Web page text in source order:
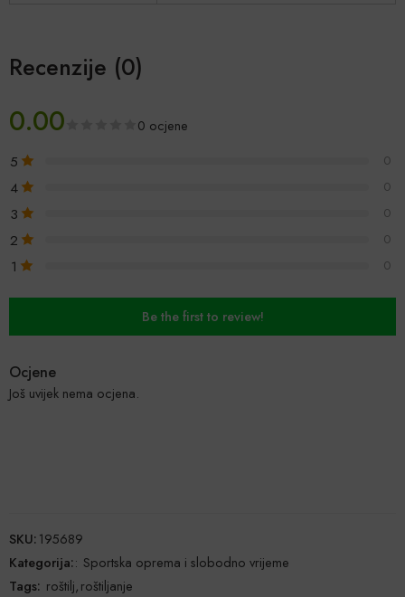
Recenzije (0)
0.00 0 ocjene
5 0
4 0
3 0
2 0
1 0
Be the first to review!
Ocjene
Još uvijek nema ocjena.
SKU:195689
Kategorija:: Sportska oprema i slobodno vrijeme
Tags: roštilj,roštiljanje